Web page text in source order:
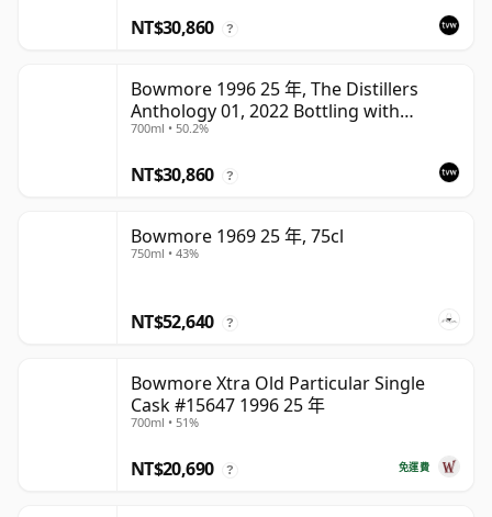
NT$30,860 ?
Bowmore 1996 25 年, The Distillers
Anthology 01, 2022 Bottling with
Presentation Box
700ml • 50.2%
NT$30,860 ?
Bowmore 1969 25 年, 75cl
750ml • 43%
NT$52,640 ?
Bowmore Xtra Old Particular Single
Cask #15647 1996 25 年
700ml • 51%
免運費
NT$20,690 ?